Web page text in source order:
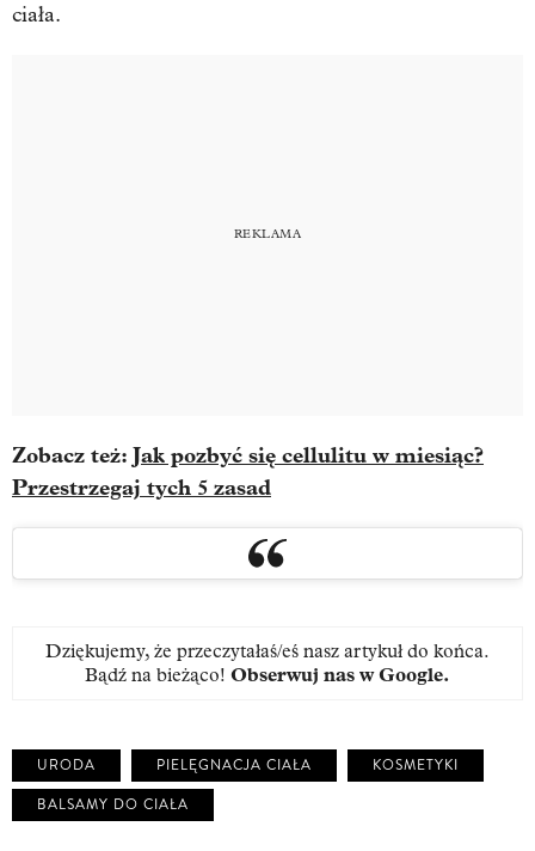
ciała.
Zobacz też: Jak pozbyć się cellulitu w miesiąc?
Przestrzegaj tych 5 zasad
Dziękujemy, że przeczytałaś/eś nasz artykuł do końca.
Bądź na bieżąco! Obserwuj nas w Google.
URODA PIELĘGNACJA CIAŁA
KOSMETYKI
BALSAMY DO CIAŁA